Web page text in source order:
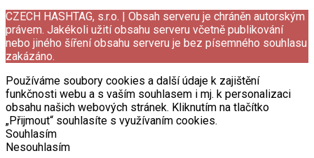
CZECH HASHTAG, s.r.o. | Obsah serveru je chráněn autorským
právem. Jakékoli užití obsahu serveru včetně publikování
nebo jiného šíření obsahu serveru je bez písemného souhlasu
zakázáno.
Používáme soubory cookies a další údaje k zajištění
funkčnosti webu a s vaším souhlasem i mj. k personalizaci
obsahu našich webových stránek. Kliknutím na tlačítko
„Přijmout“ souhlasíte s využívaním cookies.
Souhlasím
Nesouhlasím